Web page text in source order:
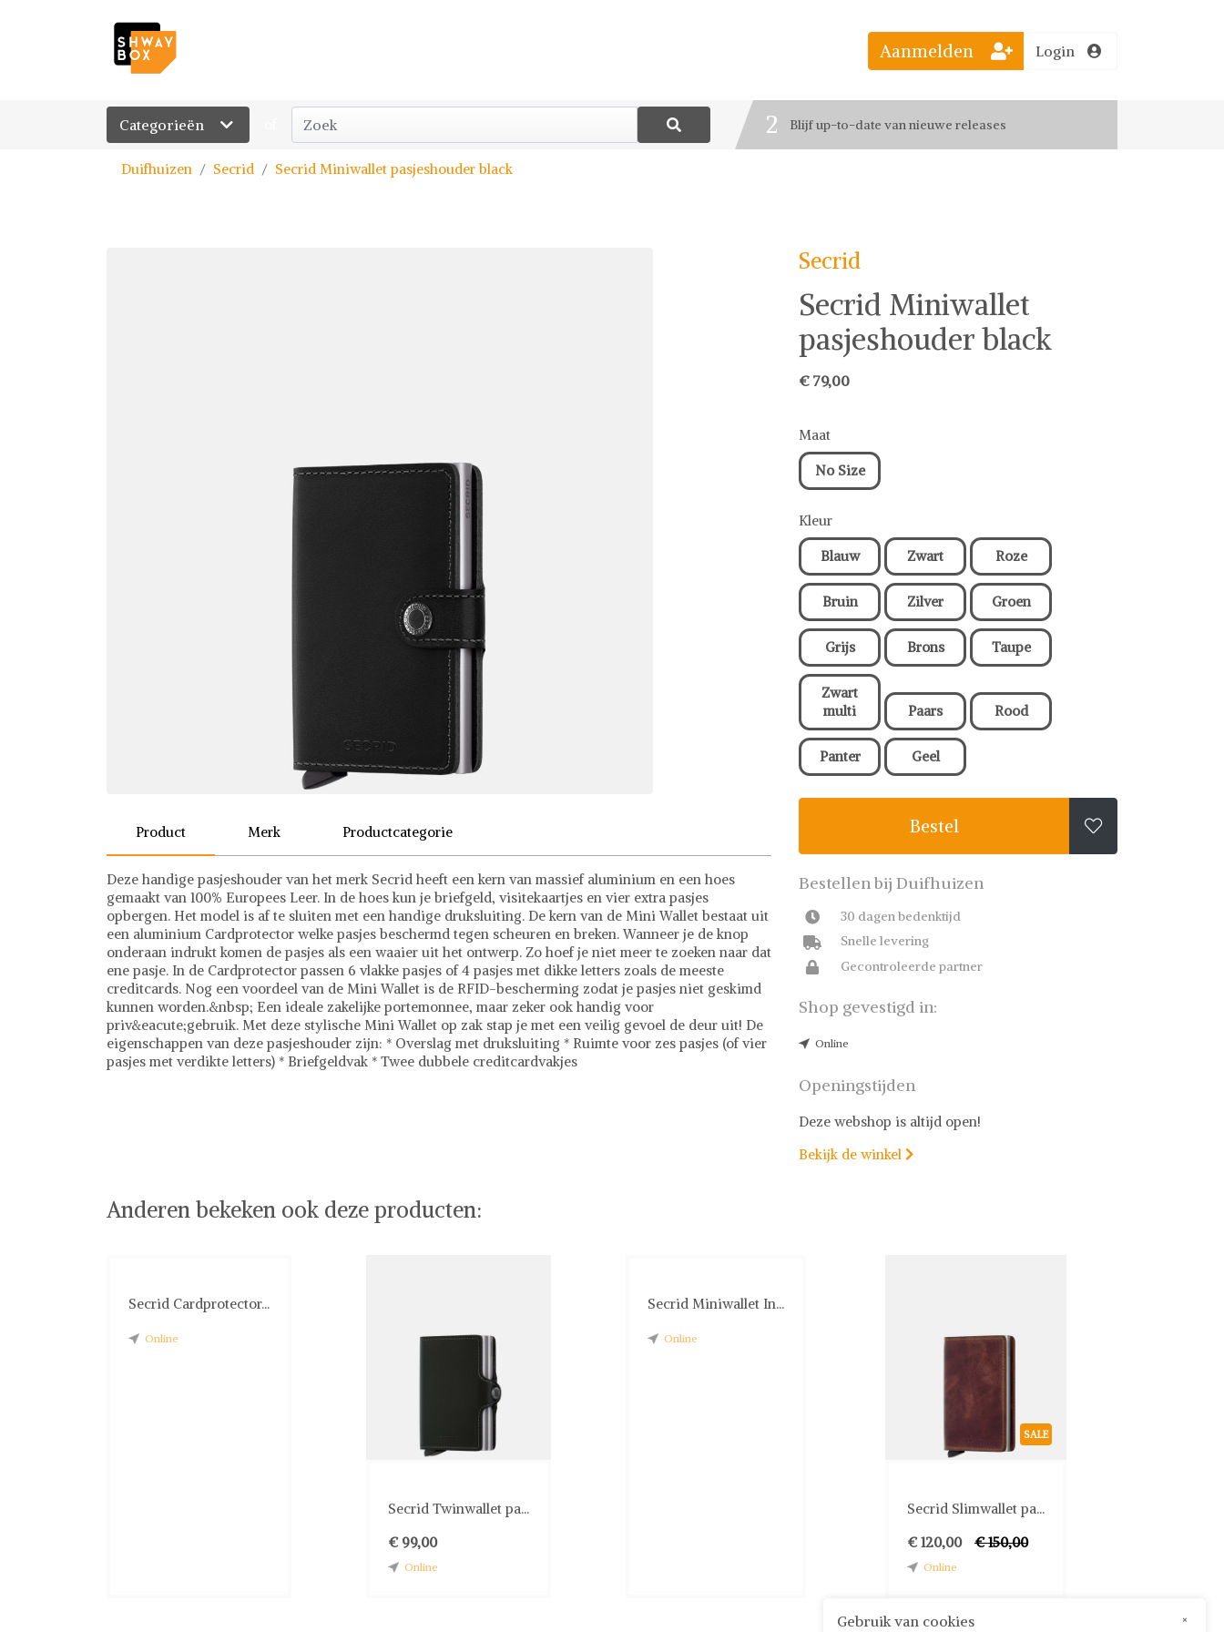
Categorieën
Bestel jouw favoriete looks
2 Blijf up-to-date van nieuwe releases
Aanmelden Login
Duifhuizen Secrid Secrid Miniwallet pasjeshouder black
Product Merk Productcategorie
Deze handige pasjeshouder van het merk Secrid heeft een kern van massief aluminium en een hoes
gemaakt van 100% Europees Leer. In de hoes kun je briefgeld, visitekaartjes en vier extra pasjes
opbergen. Het model is af te sluiten met een handige druksluiting. De kern van de Mini Wallet bestaat uit
een aluminium Cardprotector welke pasjes beschermd tegen scheuren en breken. Wanneer je de knop
onderaan indrukt komen de pasjes als een waaier uit het ontwerp. Zo hoef je niet meer te zoeken naar dat
ene pasje. In de Cardprotector passen 6 vlakke pasjes of 4 pasjes met dikke letters zoals de meeste
creditcards. Nog een voordeel van de Mini Wallet is de RFID-bescherming zodat je pasjes niet geskimd
kunnen worden.&nbsp; Een ideale zakelijke portemonnee, maar zeker ook handig voor
priv&eacute;gebruik. Met deze stylische Mini Wallet op zak stap je met een veilig gevoel de deur uit! De
eigenschappen van deze pasjeshouder zijn: * Overslag met druksluiting * Ruimte voor zes pasjes (of vier
pasjes met verdikte letters) * Briefgeldvak * Twee dubbele creditcardvakjes
Shwaybox en vind jouw perfecte tas!
Secrid
Secrid Miniwallet
pasjeshouder black
€ 79,00
Maat
No Size
Kleur
Blauw Zwart Roze
Bruin Zilver Groen
Grijs Brons Taupe
Zwart
multi
Paars Rood
Panter Geel
Bestel 
Bestellen bij Duifhuizen
30 dagen bedenktijd
Snelle levering
Gecontroleerde partner
Shop gevestigd in:
Online
Openingstijden
Deze webshop is altijd open!
Bekijk de winkel 
Anderen bekeken ook deze producten:
Secrid Cardprotector...
Online
Secrid Twinwallet pa...
€ 99,00
Online
Secrid Miniwallet In...
Online
SALE
Secrid Slimwallet pa...
€ 120,00
€ 150,00
Online
×
Gebruik van cookies